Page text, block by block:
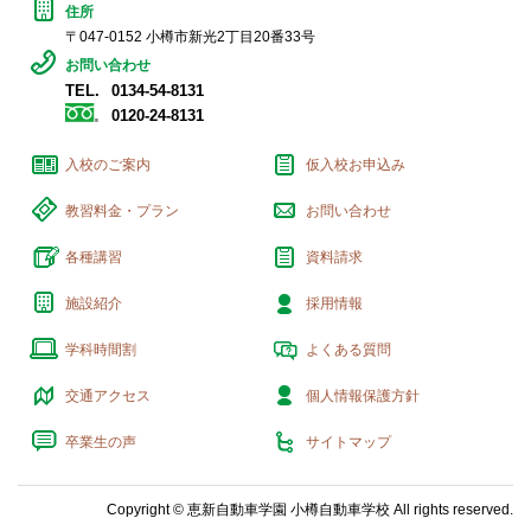
住所
〒047-0152 小樽市新光2丁目20番33号
お問い合わせ
TEL.
0134-54-8131
0120-24-8131
入校のご案内
教習料金・プラン
各種講習
施設紹介
学科時間割
交通アクセス
卒業生の声
仮入校お申込み
お問い合わせ
資料請求
採用情報
よくある質問
個人情報保護方針
サイトマップ
Copyright © 恵新自動車学園 小樽自動車学校 All rights reserved.